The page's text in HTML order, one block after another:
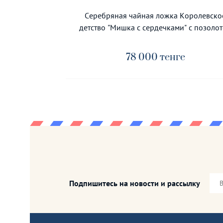
Серебряная чайная ложка
детство "Мишка с сердечками" с
78 000 тенге
Подпишитесь на новости и рассылку